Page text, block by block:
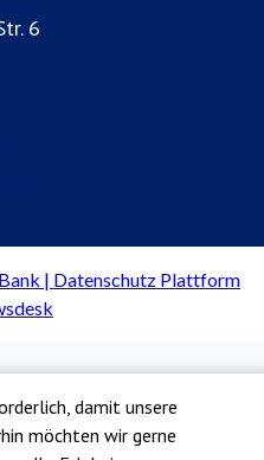
damit unsere
möchten wir gerne
6